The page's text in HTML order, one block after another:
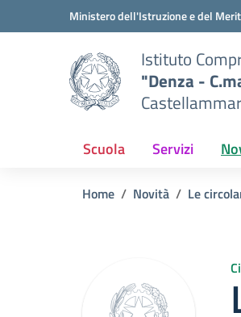
Vai ai contenuti
Vai al menu di navigazioneMinistero dell'Istruzione e del
Istituto
"Denza -
Scuola Servizi
Home Novità Le